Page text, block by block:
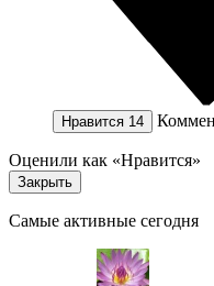
Нравится 14
Оценили как «Нравится»
Закрыть
Самые активные сегодня